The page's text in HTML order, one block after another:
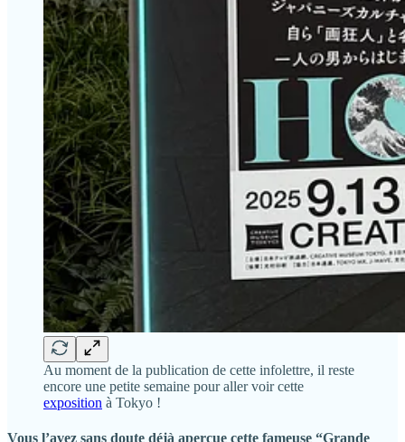
Au moment de la publication de cette infolettre, il reste
encore une petite semaine pour aller voir cette
exposition à Tokyo !
Vous l’avez sans doute déjà aperçue cette fameuse “Grande